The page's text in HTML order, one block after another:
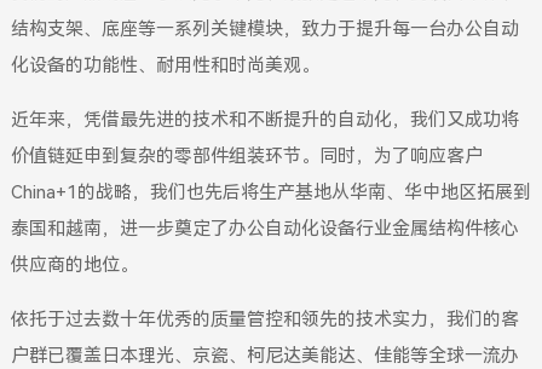
结构支架、底座等一系列关键模块，致力于提升每一台办公自动
化设备的功能性、耐用性和时尚美观。
近年来，凭借最先进的技术和不断提升的自动化，我们又成功将
价值链延申到复杂的零部件组装环节。同时，为了响应客户
China+1的战略，我们也先后将生产基地从华南、华中地区拓展到
泰国和越南，进一步奠定了办公自动化设备行业金属结构件核心
供应商的地位。
依托于过去数十年优秀的质量管控和领先的技术实力，我们的客
户群已覆盖日本理光、京瓷、柯尼达美能达、佳能等全球一流办